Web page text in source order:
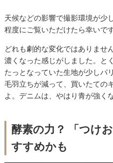
天候などの影響で撮影環境が少
程度にご覧いただけたら幸いです
どれも劇的な変化ではありませ
濃くなった感じがしました。と
たっとなっていた生地が少しパ
毛羽立ちが減って、買いたての
よ。デニムは、やはり青が強く
酵素の力？ 「つけ
すすめかも